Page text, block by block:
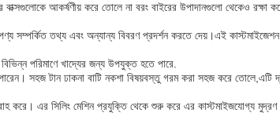
আকর্ষণীয় করে তোলে না বরং বাইরের উপাদানগুলো থেকেও রক্ষা
সম্পর্কিত তথ্য এবং অন্যান্য বিবরণ প্রদর্শন করতে দেয়।এই
পরিমাণে খাদ্যের জন্য উপযুক্ত হতে পারে.
সহজ টান ঢাকনা বাটি নকশা বিষয়বস্তু গরম করা সহজ করে তোলে,এটি
করে। এর সিলিং মেশিন প্রযুক্তি থেকে শুরু করে এর কাস্টমাইজযোগ্য মুদ্রণ